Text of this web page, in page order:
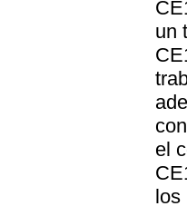
un
el
los